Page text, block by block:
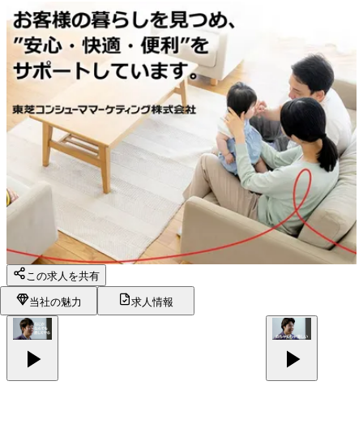
この求人を共有
当社の魅力 求人情報